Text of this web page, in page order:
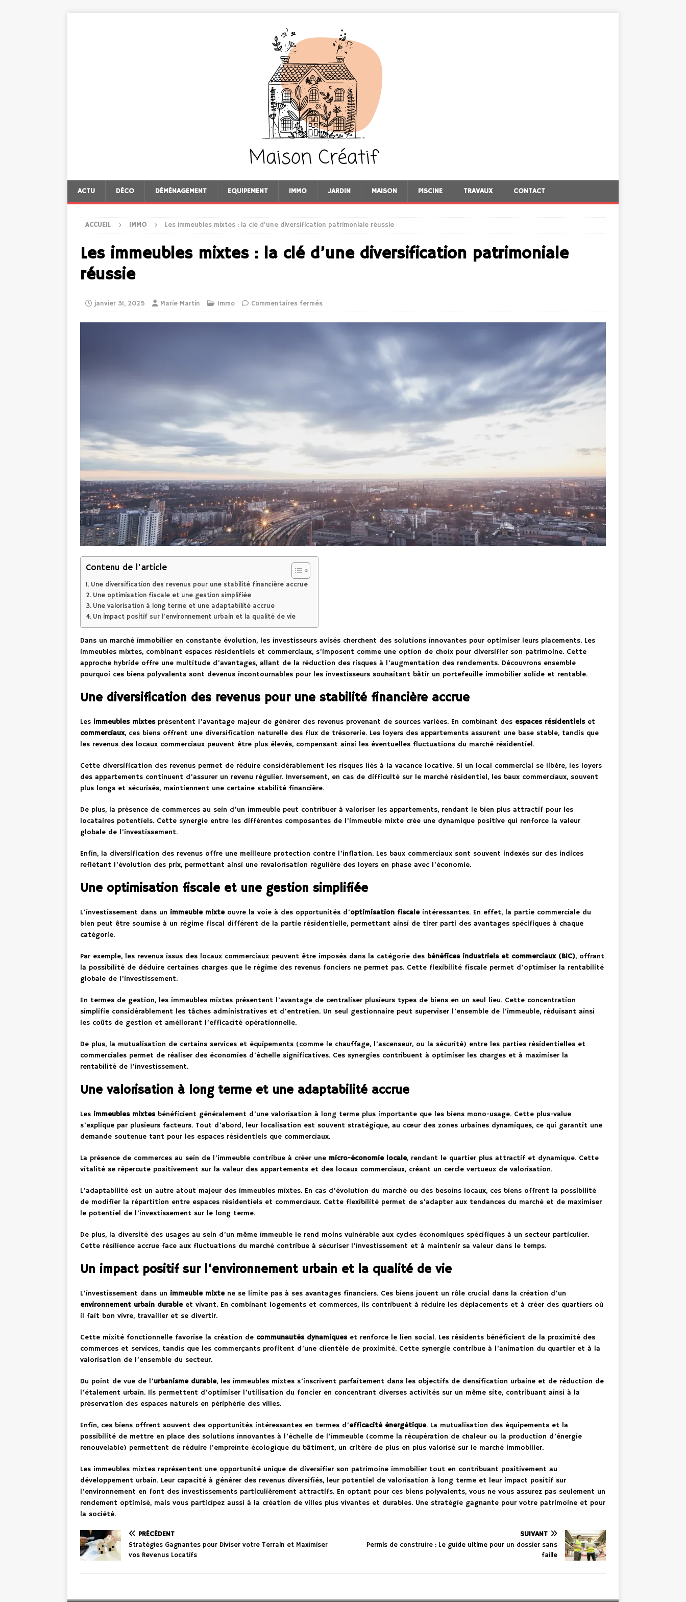
ACTU DÉCO DÉMÉNAGEMENT EQUIPEMENT IMMO JARDIN MAISON PISCINE TRAVAUX CONTACT
ACCUEIL IMMO Les immeubles mixtes : la clé d’une diversification patrimoniale réussie
Les immeubles mixtes : la clé d’une diversification patrimoniale
réussie
janvier 31, 2025 Marie Martin Immo Commentaires fermés
Contenu de l'article
Une diversification des revenus pour une stabilité financière accrue
Une optimisation fiscale et une gestion simplifiée
Une valorisation à long terme et une adaptabilité accrue
Un impact positif sur l’environnement urbain et la qualité de vie
Dans un marché immobilier en constante évolution, les investisseurs avisés cherchent des solutions innovantes pour optimiser leurs placements. Les
immeubles mixtes, combinant espaces résidentiels et commerciaux, s’imposent comme une option de choix pour diversifier son patrimoine. Cette
approche hybride offre une multitude d’avantages, allant de la réduction des risques à l’augmentation des rendements. Découvrons ensemble
pourquoi ces biens polyvalents sont devenus incontournables pour les investisseurs souhaitant bâtir un portefeuille immobilier solide et rentable.
Une diversification des revenus pour une stabilité financière accrue
Les immeubles mixtesprésentent l’avantage majeur de générer des revenus provenant de sources variées. En combinant des espaces résidentielset
commerciaux, ces biens offrent une diversification naturelle des flux de trésorerie. Les loyers des appartements assurent une base stable, tandis que
les revenus des locaux commerciaux peuvent être plus élevés, compensant ainsi les éventuelles fluctuations du marché résidentiel.
Cette diversification des revenus permet de réduire considérablement les risques liés à la vacance locative. Si un local commercial se libère, les loyers
des appartements continuent d’assurer un revenu régulier. Inversement, en cas de difficulté sur le marché résidentiel, les baux commerciaux, souvent
plus longs et sécurisés, maintiennent une certaine stabilité financière.
De plus, la présence de commerces au sein d’un immeuble peut contribuer à valoriser les appartements, rendant le bien plus attractif pour les
locataires potentiels. Cette synergie entre les différentes composantes de l’immeuble mixte crée une dynamique positive qui renforce la valeur
globale de l’investissement.
Enfin, la diversification des revenus offre une meilleure protection contre l’inflation. Les baux commerciaux sont souvent indexés sur des indices
reflétant l’évolution des prix, permettant ainsi une revalorisation régulière des loyers en phase avec l’économie.
Une optimisation fiscale et une gestion simplifiée
L’investissement dans un immeuble mixteouvre la voie à des opportunités d’optimisation fiscaleintéressantes. En effet, la partie commerciale du
bien peut être soumise à un régime fiscal différent de la partie résidentielle, permettant ainsi de tirer parti des avantages spécifiques à chaque
catégorie.
Par exemple, les revenus issus des locaux commerciaux peuvent être imposés dans la catégorie des bénéfices industriels et commerciaux (BIC), offrant
la possibilité de déduire certaines charges que le régime des revenus fonciers ne permet pas. Cette flexibilité fiscale permet d’optimiser la rentabilité
globale de l’investissement.
En termes de gestion, les immeubles mixtes présentent l’avantage de centraliser plusieurs types de biens en un seul lieu. Cette concentration
simplifie considérablement les tâches administratives et d’entretien. Un seul gestionnaire peut superviser l’ensemble de l’immeuble, réduisant ainsi
les coûts de gestion et améliorant l’efficacité opérationnelle.
De plus, la mutualisation de certains services et équipements (comme le chauffage, l’ascenseur, ou la sécurité) entre les parties résidentielles et
commerciales permet de réaliser des économies d’échelle significatives. Ces synergies contribuent à optimiser les charges et à maximiser la
rentabilité de l’investissement.
Une valorisation à long terme et une adaptabilité accrue
Les immeubles mixtesbénéficient généralement d’une valorisation à long terme plus importante que les biens mono-usage. Cette plus-value
s’explique par plusieurs facteurs. Tout d’abord, leur localisation est souvent stratégique, au cœur des zones urbaines dynamiques, ce qui garantit une
demande soutenue tant pour les espaces résidentiels que commerciaux.
La présence de commerces au sein de l’immeuble contribue à créer une micro-économie locale, rendant le quartier plus attractif et dynamique. Cette
vitalité se répercute positivement sur la valeur des appartements et des locaux commerciaux, créant un cercle vertueux de valorisation.
L’adaptabilité est un autre atout majeur des immeubles mixtes. En cas d’évolution du marché ou des besoins locaux, ces biens offrent la possibilité
de modifier la répartition entre espaces résidentiels et commerciaux. Cette flexibilité permet de s’adapter aux tendances du marché et de maximiser
le potentiel de l’investissement sur le long terme.
De plus, la diversité des usages au sein d’un même immeuble le rend moins vulnérable aux cycles économiques spécifiques à un secteur particulier.
Cette résilience accrue face aux fluctuations du marché contribue à sécuriser l’investissement et à maintenir sa valeur dans le temps.
Un impact positif sur l’environnement urbain et la qualité de vie
L’investissement dans un immeuble mixtene se limite pas à ses avantages financiers. Ces biens jouent un rôle crucial dans la création d’un
environnement urbain durableet vivant. En combinant logements et commerces, ils contribuent à réduire les déplacements et à créer des quartiers où
il fait bon vivre, travailler et se divertir.
Cette mixité fonctionnelle favorise la création de communautés dynamiqueset renforce le lien social. Les résidents bénéficient de la proximité des
commerces et services, tandis que les commerçants profitent d’une clientèle de proximité. Cette synergie contribue à l’animation du quartier et à la
valorisation de l’ensemble du secteur.
Du point de vue de l’urbanisme durable, les immeubles mixtes s’inscrivent parfaitement dans les objectifs de densification urbaine et de réduction de
l’étalement urbain. Ils permettent d’optimiser l’utilisation du foncier en concentrant diverses activités sur un même site, contribuant ainsi à la
préservation des espaces naturels en périphérie des villes.
Enfin, ces biens offrent souvent des opportunités intéressantes en termes d’efficacité énergétique. La mutualisation des équipements et la
possibilité de mettre en place des solutions innovantes à l’échelle de l’immeuble (comme la récupération de chaleur ou la production d’énergie
renouvelable) permettent de réduire l’empreinte écologique du bâtiment, un critère de plus en plus valorisé sur le marché immobilier.
Les immeubles mixtes représentent une opportunité unique de diversifier son patrimoine immobilier tout en contribuant positivement au
développement urbain. Leur capacité à générer des revenus diversifiés, leur potentiel de valorisation à long terme et leur impact positif sur
l’environnement en font des investissements particulièrement attractifs. En optant pour ces biens polyvalents, vous ne vous assurez pas seulement un
rendement optimisé, mais vous participez aussi à la création de villes plus vivantes et durables. Une stratégie gagnante pour votre patrimoine et pour
la société.
PRÉCÉDENT
Stratégies Gagnantes pour Diviser votre Terrain et Maximiser
vos Revenus Locatifs
SUIVANT
Permis de construire : Le guide ultime pour un dossier sans
faille